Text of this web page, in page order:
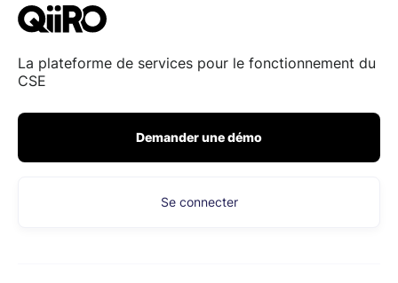
La plateforme de services pour le fonctionnement du
CSE
Demander une démo
Se connecter